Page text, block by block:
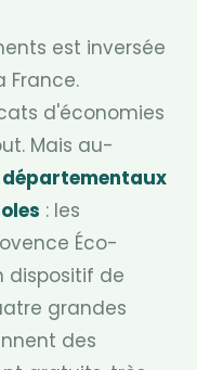
est inversée
France.
d'économies
Mais au-
départementaux
: les
Éco-
dispositif de
grandes
des